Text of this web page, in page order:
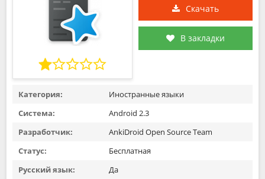
Скачать
В закладки
Категория:
Иностранные языки
Система:
Android 2.3
Разработчик:
AnkiDroid Open Source Team
Статус:
Бесплатная
Русский язык:
Да